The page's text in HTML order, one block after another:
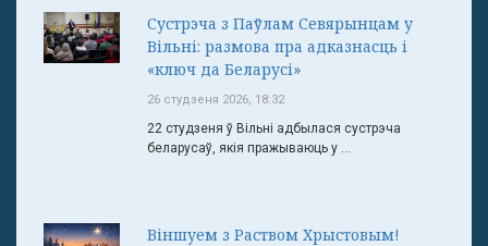
Сустрэча з Паўлам Севярынцам у
Вільні: размова пра адказнасць і
«ключ да Беларусі»
26 студзеня 2026, 18:32
22 студзеня ў Вільні адбылася сустрэча
беларусаў, якія пражываюць у ...
Віншуем з Раством Хрыстовым!